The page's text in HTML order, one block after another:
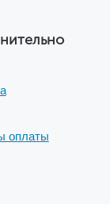
оплаты